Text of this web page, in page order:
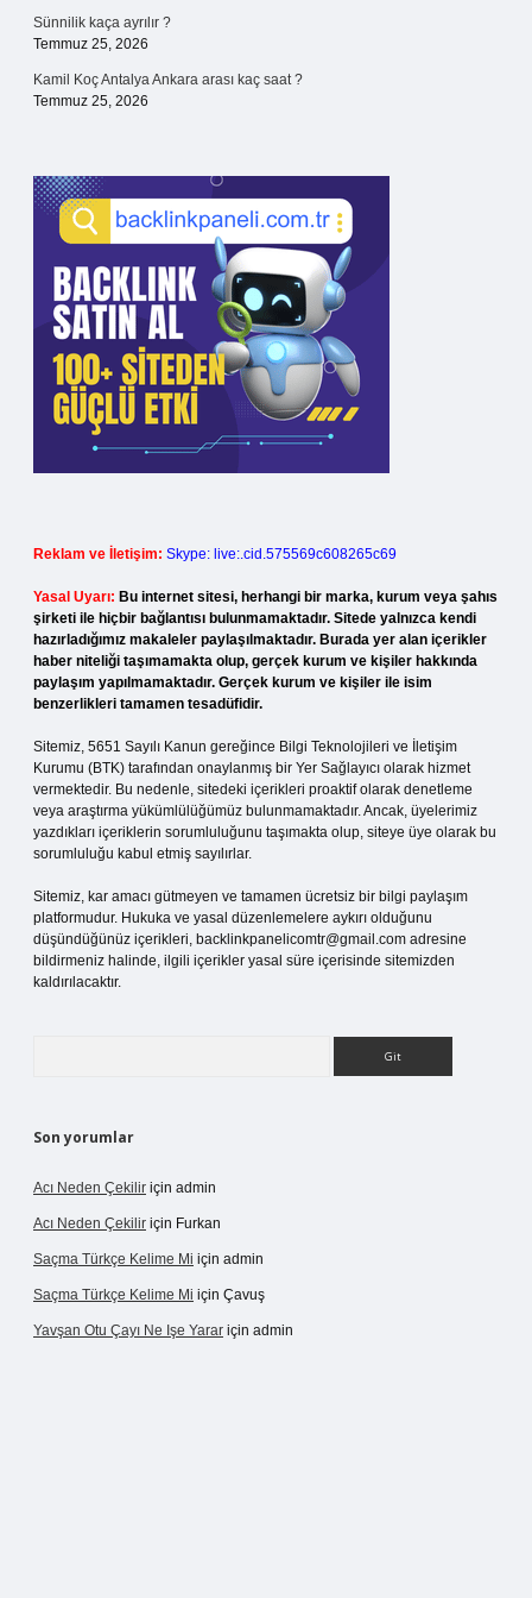
Sünnilik kaça ayrılır ?
Temmuz 25, 2026
Kamil Koç Antalya Ankara arası kaç saat ?
Temmuz 25, 2026
Reklam ve İletişim: Skype: live:.cid.575569c608265c69
Yasal Uyarı: Bu internet sitesi, herhangi bir marka, kurum veya şahıs
şirketi ile hiçbir bağlantısı bulunmamaktadır. Sitede yalnızca kendi
hazırladığımız makaleler paylaşılmaktadır. Burada yer alan içerikler
haber niteliği taşımamakta olup, gerçek kurum ve kişiler hakkında
paylaşım yapılmamaktadır. Gerçek kurum ve kişiler ile isim
benzerlikleri tamamen tesadüfidir.
Sitemiz, 5651 Sayılı Kanun gereğince Bilgi Teknolojileri ve İletişim
Kurumu (BTK) tarafından onaylanmış bir Yer Sağlayıcı olarak hizmet
vermektedir. Bu nedenle, sitedeki içerikleri proaktif olarak denetleme
veya araştırma yükümlülüğümüz bulunmamaktadır. Ancak, üyelerimiz
yazdıkları içeriklerin sorumluluğunu taşımakta olup, siteye üye olarak bu
sorumluluğu kabul etmiş sayılırlar.
Sitemiz, kar amacı gütmeyen ve tamamen ücretsiz bir bilgi paylaşım
platformudur. Hukuka ve yasal düzenlemelere aykırı olduğunu
düşündüğünüz içerikleri, backlinkpanelicomtr@gmail.com adresine
bildirmeniz halinde, ilgili içerikler yasal süre içerisinde sitemizden
kaldırılacaktır.
Son yorumlar
Acı Neden Çekilir için admin
Acı Neden Çekilir için Furkan
Saçma Türkçe Kelime Mi için admin
Saçma Türkçe Kelime Mi için Çavuş
Yavşan Otu Çayı Ne Işe Yarar için admin